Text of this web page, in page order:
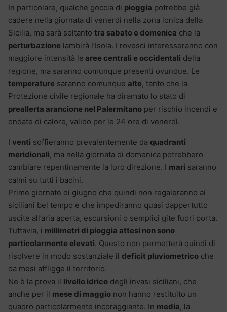
In particolare, qualche goccia di pioggia potrebbe già
cadere nella giornata di venerdì nella zona ionica della
Sicilia, ma sarà soltanto tra sabato e domenica che la
perturbazione lambirà l’Isola. I rovesci interesseranno con
maggiore intensità le aree centrali e occidentali della
regione, ma saranno comunque presenti ovunque. Le
temperature saranno comunque alte, tanto che la
Protezione civile regionale ha diramato lo stato di
preallerta arancione nel Palermitano per rischio incendi e
ondate di calore, valido per le 24 ore di venerdì.
I venti soffieranno prevalentemente da quadranti
meridionali, ma nella giornata di domenica potrebbero
cambiare repentinamente la loro direzione. I mari saranno
calmi su tutti i bacini.
Prime giornate di giugno che quindi non regaleranno ai
siciliani bel tempo e che impediranno quasi dappertutto
uscite all’aria aperta, escursioni o semplici gite fuori porta.
Tuttavia, i millimetri di pioggia attesi non sono
particolarmente elevati. Questo non permetterà quindi di
risolvere in modo sostanziale il deficit pluviometrico che
da mesi affligge il territorio.
Ne è la prova il livello idrico degli invasi siciliani, che
anche per il mese di maggio non hanno restituito un
quadro particolarmente incoraggiante. In media, la